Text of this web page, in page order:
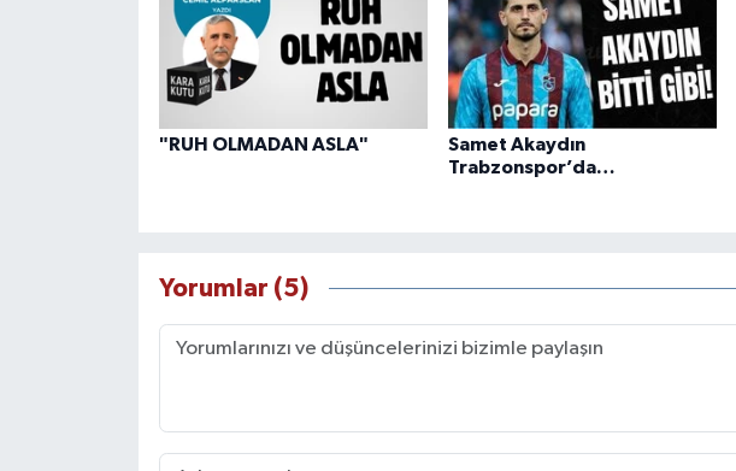
"RUH OLMADAN ASLA"
Samet Akaydın
Trabzonspor’da…
Yorumlar (5)